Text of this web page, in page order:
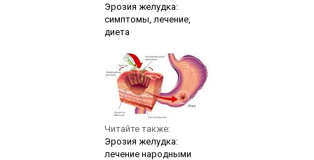
Эрозия желудка:
симптомы, лечение,
диета
Читайте также:
Эрозия желудка:
лечение народными